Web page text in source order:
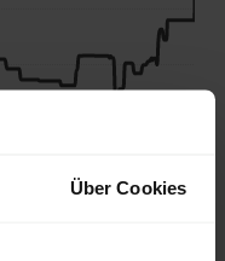
Über Cookies